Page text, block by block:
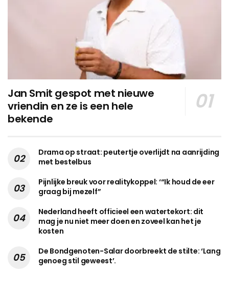
Jan Smit gespot met nieuwe
vriendin en ze is een hele
bekende
Drama op straat: peutertje overlijdt na aanrijding
met bestelbus
Pijnlijke breuk voor realitykoppel: ‘“Ik houd de eer
graag bij mezelf”
Nederland heeft officieel een watertekort: dit
mag je nu niet meer doen en zoveel kan het je
kosten
De Bondgenoten-Salar doorbreekt de stilte: ‘Lang
genoeg stil geweest’.